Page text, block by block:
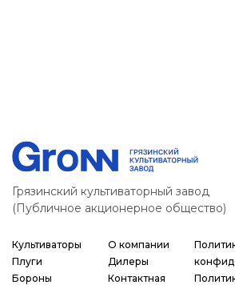
Грязинский культиваторный завод
(Публичное акционерное общество)
Культиваторы
Плуги
Бороны
О компании
Дилеры
Контактная